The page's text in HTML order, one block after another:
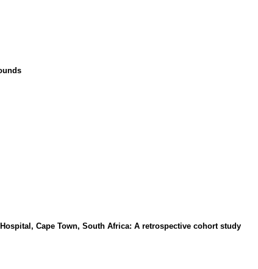
Cape Town, South Africa: A retrospective cohort study